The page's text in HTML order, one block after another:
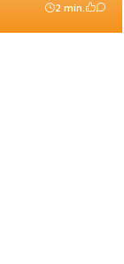
2 min.